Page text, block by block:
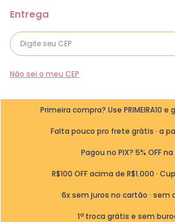
Não sei o meu CEP
Primeira compra? Use PRIMEIRA10
Falta pouco pro frete grátis · a
Pagou no PIX? 5% OFF
R$100 OFF acima de R$1.000 ·
6x sem juros no cartão · sem
1ª troca grátis e sem